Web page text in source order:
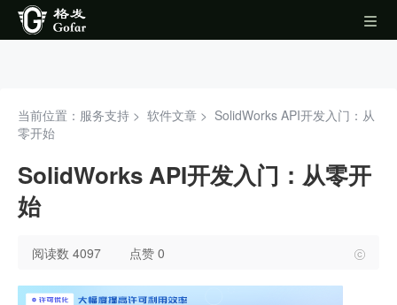
当前位置：服务支持 > 软件文章 > SolidWorks API开发入门：从
零开始
SolidWorks API开发入门：从零开
始
阅读数 4097 点赞 0